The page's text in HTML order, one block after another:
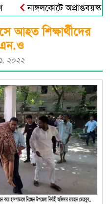
নাঙ্গলকোটে অপ্রাপ্তবয়স্ক
আহত শিক্ষার্থীদের
২০২২